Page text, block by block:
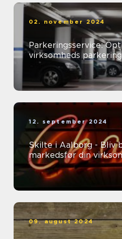
02. november 2024
Parkeringsservice:
virksomheds
12. september 2024
Skilte i Aalborg - Bliv
markedsfør din
09. august 2024